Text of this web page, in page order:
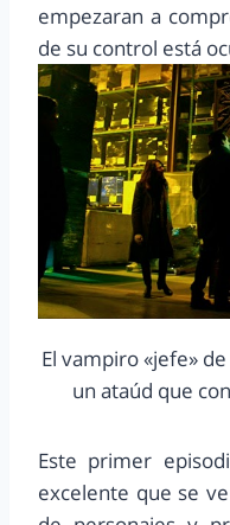
empezaran a
de su control está
El vampiro «jefe»
un ataúd que
Este primer
excelente que se